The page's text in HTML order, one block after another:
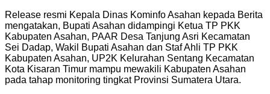
Release resmi Kepala Dinas Kominfo Asahan kepada Berita
mengatakan, Bupati Asahan didampingi Ketua TP PKK
Kabupaten Asahan, PAAR Desa Tanjung Asri Kecamatan
Sei Dadap, Wakil Bupati Asahan dan Staf Ahli TP PKK
Kabupaten Asahan, UP2K Kelurahan Sentang Kecamatan
Kota Kisaran Timur mampu mewakili Kabupaten Asahan
pada tahap monitoring tingkat Provinsi Sumatera Utara.